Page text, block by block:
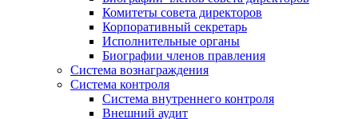
Комитеты совета директоров
Корпоративный секретарь
Исполнительные органы
Биографии членов правления
Система вознаграждения
Система контроля
Система внутреннего контроля
Внешний аудит